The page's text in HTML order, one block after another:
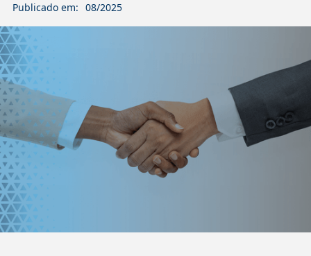
Publicado em: 08/2025